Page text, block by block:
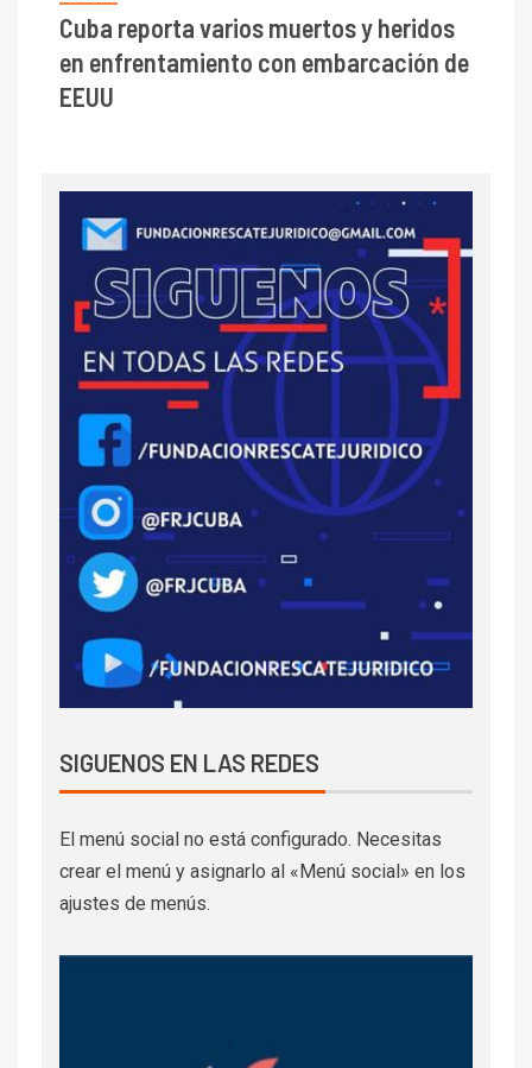
Cuba reporta varios muertos y heridos
en enfrentamiento con embarcación de
EEUU
SIGUENOS EN LAS REDES
El menú social no está configurado. Necesitas
crear el menú y asignarlo al «Menú social» en los
ajustes de menús.